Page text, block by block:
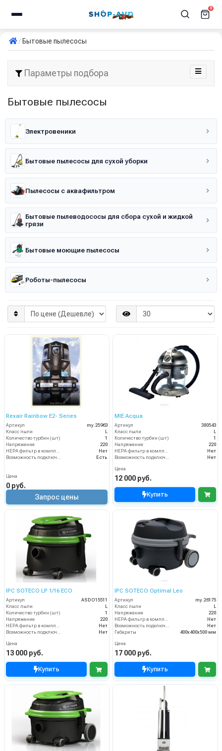
0
Бытовые пылесосы
Параметры подбора
Бытовые пылесосы
Электровеники
Бытовые пылесосы для сухой уборки
Пылесосы с аквафильтром
Бытовые пылеводососы для сбора сухой и жидкой
грязи
Бытовые моющие пылесосы
Роботы-пылесосы
Rexair Rainbow E2- Series
Артикул
my.25963
Класс пыли
Количество турбин (шт)
1
Напряжение
220
Нет
Есть
Цена
0 руб.
Запрос цены
MIE Acqua
Артикул
380543
Класс пыли
Количество турбин (шт)
1
Напряжение
220
Нет
Нет
Цена
12 000 руб.
Купить
IPC SOTECO LP 1/16 ECO
Артикул
ASDO15511
Класс пыли
L
Количество турбин (шт)
1
Напряжение
220
HEPA фильтр в комплекте
Нет
Возможность подключения электрощетки
Нет
Цена
13 000 руб.
Купить
IPC SOTECO Optimal Leo
Артикул
my.26175
Класс пыли
L
Напряжение
220
HEPA фильтр в комплекте
Нет
Возможность подключения электрощетки
Нет
Габариты
400х400х500 мм
Цена
17 000 руб.
Купить